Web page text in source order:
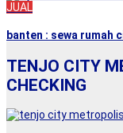
JUAL
banten : sewa rumah
TENJO CITY
CHECKING